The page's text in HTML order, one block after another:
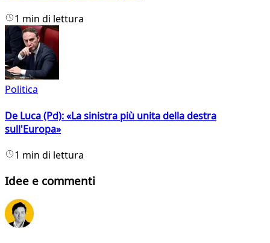
1 min di lettura
Politica
De Luca (Pd): «La sinistra più unita della destra
sull'Europa»
1 min di lettura
Idee e commenti